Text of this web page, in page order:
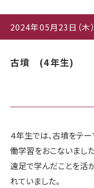
2024年05月23日（木）
古墳 (4年生)
４年生では、古墳をテ
働学習をおこないました
遠足で学んだことを活
れていました。